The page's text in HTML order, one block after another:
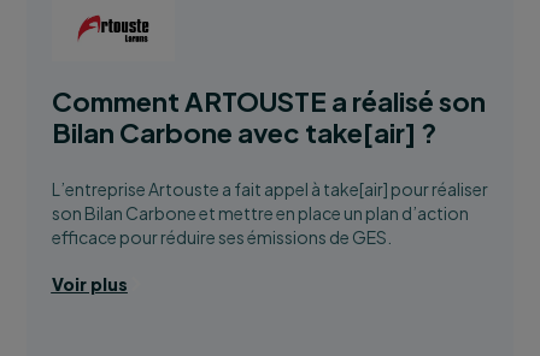
Comment ARTOUSTE a réalisé son
Bilan Carbone avec take[air] ?
L’entreprise Artouste a fait appel à take[air] pour réaliser
son Bilan Carbone et mettre en place un plan d’action
efficace pour réduire ses émissions de GES.
Voir plus